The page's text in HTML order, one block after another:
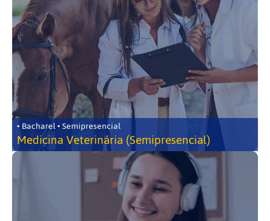
• Bacharel • Semipresencial
Medicina Veterinária (Semipresencial)